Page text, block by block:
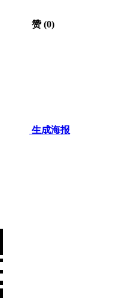
赞(0)
生成海报